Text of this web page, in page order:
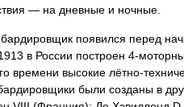
— на дневные и ночные.
появился перед
в России построен 4-
времени высокие лётно-
были созданы в